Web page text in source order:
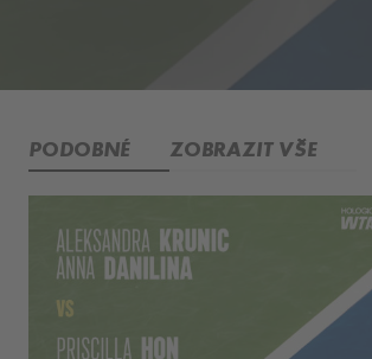
PODOBNÉ ZOBRAZIT VŠE